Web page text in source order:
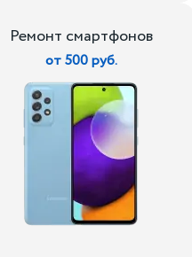
Ремонт смартфонов
от 500 руб.